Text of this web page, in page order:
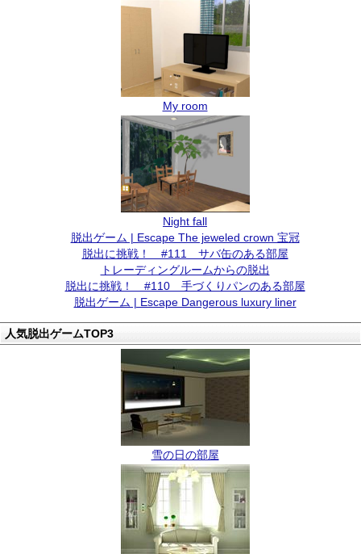
My room
Night fall
脱出ゲーム | Escape The jeweled crown 宝冠
脱出に挑戦！ #111 サバ缶のある部屋
トレーディングルームからの脱出
脱出に挑戦！ #110 手づくりパンのある部屋
脱出ゲーム | Escape Dangerous luxury liner
人気脱出ゲームTOP3
雪の日の部屋